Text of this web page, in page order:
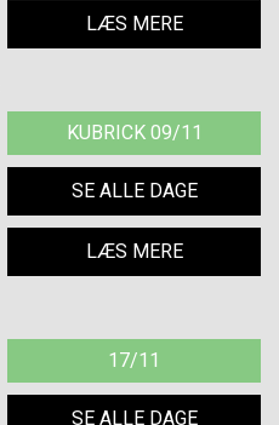
LÆS MERE
KUBRICK 09/11
SE ALLE DAGE
LÆS MERE
17/11
SE ALLE DAGE